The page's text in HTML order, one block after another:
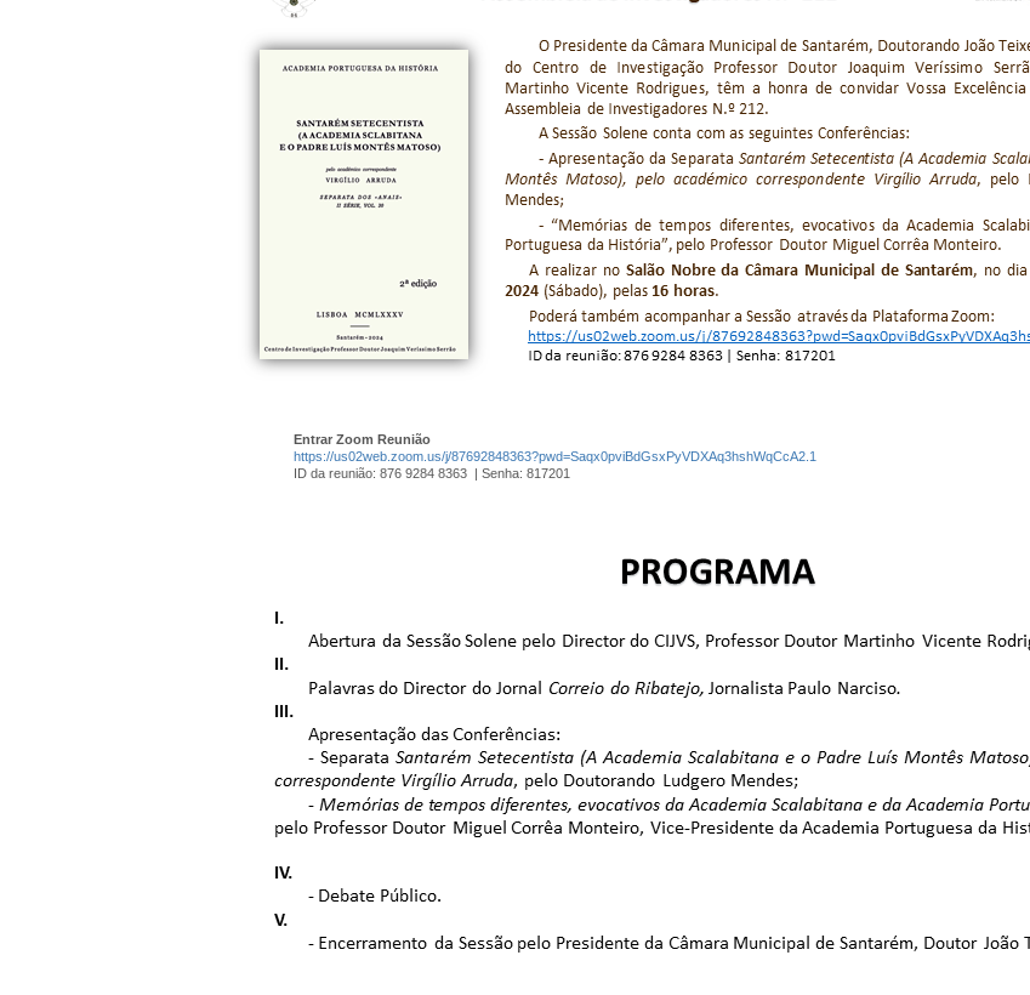
Entrar Zoom Reunião
https://us02web.zoom.us/j/87692848363?pwd=Saqx0pviBdGsxPyVDXAq3hshWqCcA2.1
ID da reunião: 876 9284 8363 | Senha: 817201